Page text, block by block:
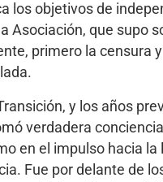
los objetivos de
Asociación, que supo
primero la censura
y los años
verdadera
en el impulso hacia la
Fue por delante de